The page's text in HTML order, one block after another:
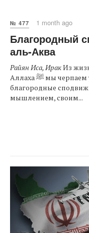
№ 477 1 month ago
Благородный
аль-Аква
Райян Иса, ИракИз
Аллаха ﷺ мы черпаем уроки мужества и отваги. Эти
благородные
мышлением, своим...